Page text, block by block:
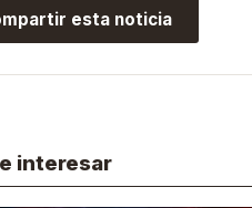
esta noticia
interesar